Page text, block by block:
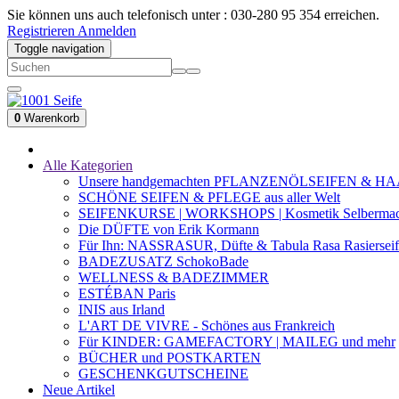
Sie können uns auch telefonisch unter : 030-280 95 354 erreichen.
Registrieren Anmelden
Toggle navigation
0 Warenkorb
Alle Kategorien
Unsere handgemachten PFLANZENÖLSEIFEN &
SCHÖNE SEIFEN & PFLEGE aus aller Welt
SEIFENKURSE | WORKSHOPS | Kosmetik
Die DÜFTE von Erik Kormann
Für Ihn: NASSRASUR, Düfte & Tabula Rasa
BADEZUSATZ SchokoBade
WELLNESS & BADEZIMMER
ESTÉBAN Paris
INIS aus Irland
L'ART DE VIVRE - Schönes aus Frankreich
Für KINDER: GAMEFACTORY | MAILEG und mehr
BÜCHER und POSTKARTEN
GESCHENKGUTSCHEINE
Neue Artikel